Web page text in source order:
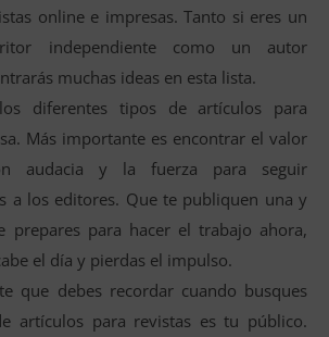
online e impresas. Tanto si eres un
independiente como un autor
muchas ideas en esta lista.
diferentes tipos de artículos para
Más importante es encontrar el valor
audacia y la fuerza para seguir
a los editores. Que te publiquen una y
prepares para hacer el trabajo ahora,
el día y pierdas el impulso.
que debes recordar cuando busques
artículos para revistas es tu público.